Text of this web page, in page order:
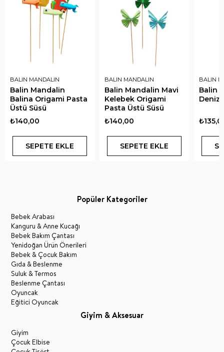
BALIN MANDALIN
Balin Mandalin
Balina Origami Pasta
Üstü Süsü
₺140,00
SEPETE EKLE
BALIN MANDALIN
Balin Mandalin Mavi
Kelebek Origami
Pasta Üstü Süsü
₺140,00
SEPETE EKLE
BALIN
Balin
Popüler Kategoriler
Bebek Arabası
Kanguru & Anne Kucağı
Bebek Bakım Çantası
Yenidoğan Ürün Önerileri
Bebek & Çocuk Bakım
Gıda & Beslenme
Suluk & Termos
Beslenme Çantası
Oyuncak
Eğitici Oyuncak
Giyim & Aksesuar
Giyim
Çocuk Elbise